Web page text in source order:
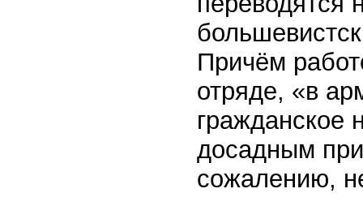
Причём
отряде, «в
гражданское
досадным
сожалению,